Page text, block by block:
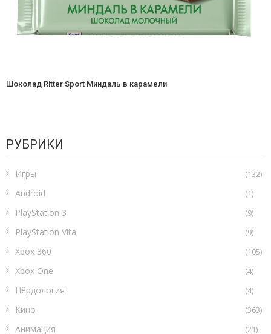
Шоколад Ritter Sport Миндаль в карамели
РУБРИКИ
Игры (132)
Android (1)
PlayStation 3 (9)
PlayStation Vita (9)
Xbox 360 (105)
Xbox One (4)
Нёрдология (4)
Кино (363)
Анимация (21)